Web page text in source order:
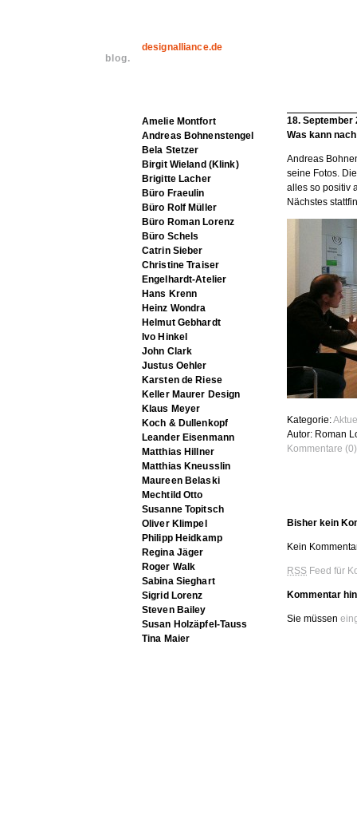
blog.
designalliance.de
18. September
Was kann
Andreas
seine Fotos.
alles so positiv
Nächstes
Kategorie:
Autor: Roman
Kommentare (0)
Bisher kein
Kein
RSS Feed für
Kommentar
Sie müssen
Amelie Montfort
Andreas Bohnenstengel
Bela Stetzer
Birgit Wieland (Klink)
Brigitte Lacher
Büro Fraeulin
Büro Rolf Müller
Büro Roman Lorenz
Büro Schels
Catrin Sieber
Christine Traiser
Engelhardt-Atelier
Hans Krenn
Heinz Wondra
Helmut Gebhardt
Ivo Hinkel
John Clark
Justus Oehler
Karsten de Riese
Keller Maurer Design
Klaus Meyer
Koch & Dullenkopf
Leander Eisenmann
Matthias Hillner
Matthias Kneusslin
Maureen Belaski
Mechtild Otto
Susanne Topitsch
Oliver Klimpel
Philipp Heidkamp
Regina Jäger
Roger Walk
Sabina Sieghart
Sigrid Lorenz
Steven Bailey
Susan Holzäpfel-Tauss
Tina Maier